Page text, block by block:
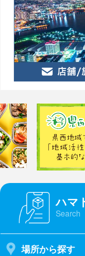
ハマ
Search
場所から探す